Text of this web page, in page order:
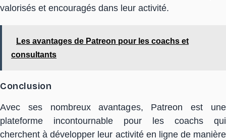
valorisés et encouragés dans leur activité.
Les avantages de Patreon pour les coachs et
consultants
Conclusion
Avec ses nombreux avantages, Patreon est une
plateforme incontournable pour les coachs qui
cherchent à développer leur activité en ligne de manière